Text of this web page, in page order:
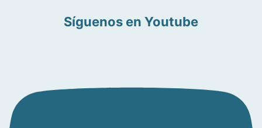
Síguenos en Youtube